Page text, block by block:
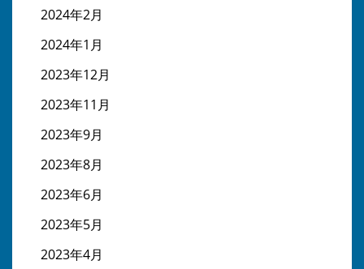
2024年2月
2024年1月
2023年12月
2023年11月
2023年9月
2023年8月
2023年6月
2023年5月
2023年4月